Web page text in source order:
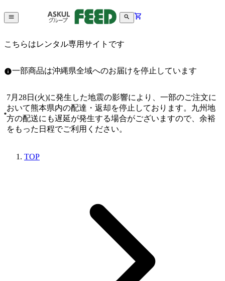
こちらはレンタル専用サイトです
一部商品は沖縄県全域へのお届けを停止しています
7月28日(火)に発生した地震の影響により、一部のご注文に
おいて熊本県内の配達・返却を停止しております。九州地
方の配送にも遅延が発生する場合がございますので、余裕
をもった日程でご利用ください。
TOP